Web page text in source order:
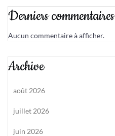
Derniers commentaires
Aucun commentaire à afficher.
Archive
août 2026
juillet 2026
juin 2026